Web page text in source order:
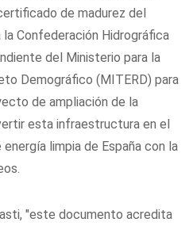
de madurez del
Confederación Hidrográfica
del Ministerio para la
Demográfico (MITERD) para
de ampliación de la
esta infraestructura en el
limpia de España con la
"este documento acredita